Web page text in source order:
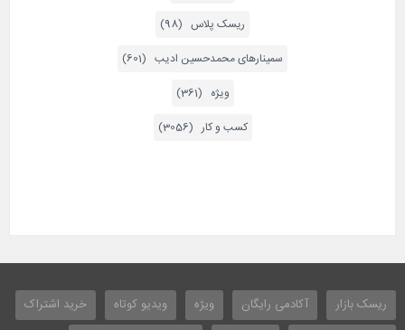
ریسک پلاس (98)
سمینارهای محمدحسین ادیب (601)
ویژه (361)
کسب و کار (3056)
ریسک بازار آکادمی رایگان ویژه ویدیو کوتاه
خرید اشتراک